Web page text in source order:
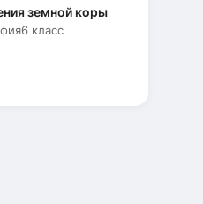
земной коры
6 класс